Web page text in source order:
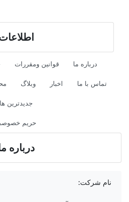
اطلاعات
درباره ما قوانین ومقررات
تماس با ما اخبار وبلاگ
جدیدترین ها
حریم
درباره ما
نام شرکت: